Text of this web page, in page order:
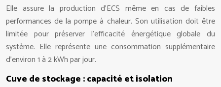
Elle assure la production d’ECS même en cas de faibles
performances de la pompe à chaleur. Son utilisation doit être
limitée pour préserver l’efficacité énergétique globale du
système. Elle représente une consommation supplémentaire
d’environ 1 à 2 kWh par jour.
Cuve de stockage : capacité et isolation